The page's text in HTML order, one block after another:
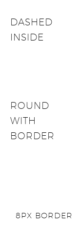
DASHED
INSIDE
ROUND
WITH
BORDER
8PX BORDER